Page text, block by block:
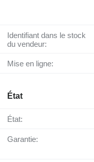
Identifiant dans le stock
du vendeur:
Mise en ligne:
État
État:
Garantie: